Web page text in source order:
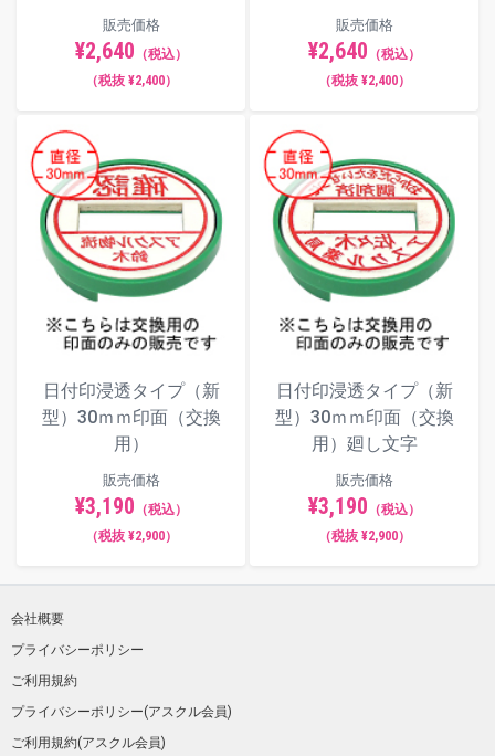
販売価格
¥2,640 （税込）
（税抜 ¥2,400）
販売価格
¥2,640 （税込）
（税抜 ¥2,400）
日付印浸透タイプ（新
型）30ｍｍ印面（交換
用）
販売価格
¥3,190 （税込）
（税抜 ¥2,900）
日付印浸透タイプ（新
型）30ｍｍ印面（交換
用）廻し文字
販売価格
¥3,190 （税込）
（税抜 ¥2,900）
会社概要
プライバシーポリシー
ご利用規約
プライバシーポリシー(アスクル会員)
ご利用規約(アスクル会員)